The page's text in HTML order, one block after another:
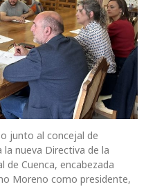
junto al concejal de
nueva Directiva de la
de Cuenca, encabezada
Moreno como presidente,